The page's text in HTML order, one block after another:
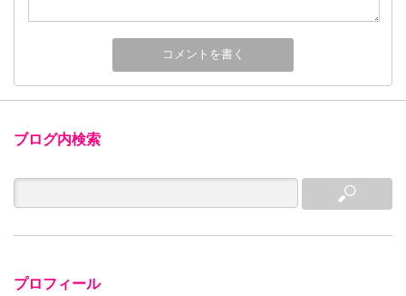
ブログ内検索
プロフィール